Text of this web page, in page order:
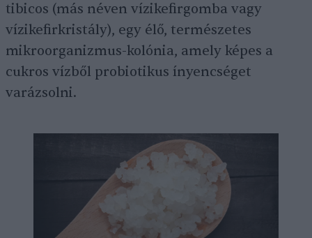
tibicos (más néven vízikefirgomba vagy
vízikefirkristály), egy élő, természetes
mikroorganizmus-kolónia, amely képes a
cukros vízből probiotikus ínyencséget
varázsolni.